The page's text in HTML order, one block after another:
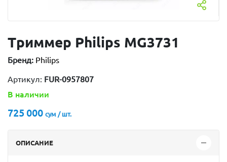
Триммер Philips MG3731
Бренд: Philips
Артикул: FUR-0957807
В наличии
725 000 сум / шт.
ОПИСАНИЕ